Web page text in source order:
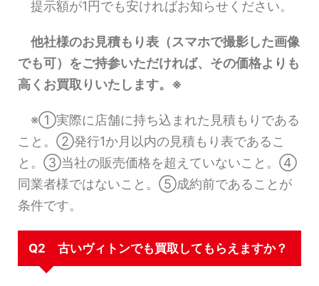
提示額が1円でも安ければお知らせください。
他社様のお見積もり表（スマホで撮影した画像
でも可）をご持参いただければ、その価格よりも
高くお買取りいたします。※
※①実際に店舗に持ち込まれた見積もりである
こと。②発行1か月以内の見積もり表であるこ
と。③当社の販売価格を超えていないこと。④
同業者様ではないこと。⑤成約前であることが
条件です。
Q2 古いヴィトンでも買取してもらえますか？